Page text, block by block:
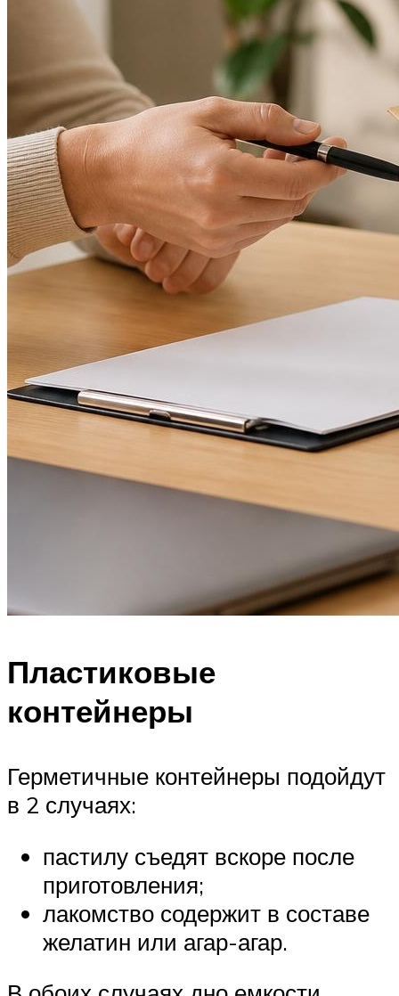
Пластиковые
контейнеры
Герметичные контейнеры подойдут
в 2 случаях:
пастилу съедят вскоре после
приготовления;
лакомство содержит в составе
желатин или агар-агар.